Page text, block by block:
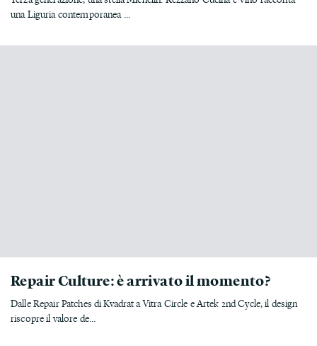
una Liguria contemporanea ...
Repair Culture: è arrivato il momento?
Dalle Repair Patches di Kvadrat a Vitra Circle e Artek 2nd Cycle, il design
riscopre il valore de...